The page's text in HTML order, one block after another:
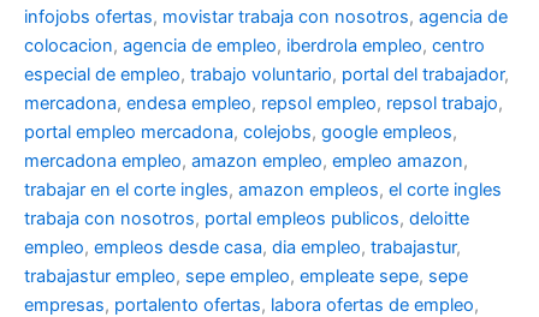
infojobs ofertas, movistar trabaja con nosotros, agencia de
colocacion, agencia de empleo, iberdrola empleo, centro
especial de empleo, trabajo voluntario, portal del trabajador,
mercadona, endesa empleo, repsol empleo, repsol trabajo,
portal empleo mercadona, colejobs, google empleos,
mercadona empleo, amazon empleo, empleo amazon,
trabajar en el corte ingles, amazon empleos, el corte ingles
trabaja con nosotros, portal empleos publicos, deloitte
empleo, empleos desde casa, dia empleo, trabajastur,
trabajastur empleo, sepe empleo, empleate sepe, sepe
empresas, portalento ofertas, labora ofertas de empleo,